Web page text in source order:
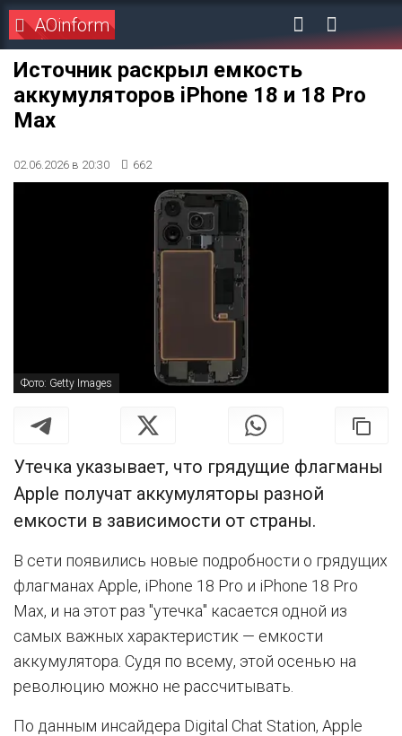
AOinform
Источник раскрыл емкость
аккумуляторов iPhone 18 и 18 Pro
Max
02.06.2026 в 20:30 662
Фото: Getty Images
Утечка указывает, что грядущие флагманы
Apple получат аккумуляторы разной
емкости в зависимости от страны.
В сети появились новые подробности о грядущих
флагманах Apple, iPhone 18 Pro и iPhone 18 Pro
Max, и на этот раз "утечка" касается одной из
самых важных характеристик — емкости
аккумулятора. Судя по всему, этой осенью на
революцию можно не рассчитывать.
По данным инсайдера Digital Chat Station, Apple